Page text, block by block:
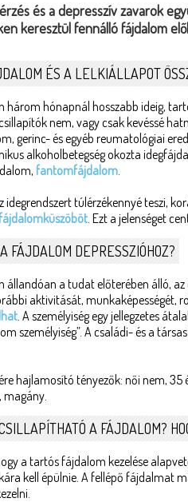
és a depresszív zavarok
keresztül fennálló fájdalom
ÉS A LELKIÁLLAPOT
három hónapnál hosszabb ideig,
nem, vagy csak kevéssé
gerinc- és egyéb reumatológiai
alkoholbetegség okozta
fantomfájdalom.
idegrendszert túlérzékennyé teszi,
fájdalomküszöböt. Ezt a jelenséget
FÁJDALOM DEPRESSZIÓHOZ?
állandóan a tudat előterében álló,
aktivitását, munkaképességét,
. A személyiség egy jellegzetes
személyiség”. A családi- és a
hajlamosító tényezők: női nem,
magány.
A FÁJDALOM?
a tartós fájdalom kezelése
kell épülnie. A fellépő fájdalmat